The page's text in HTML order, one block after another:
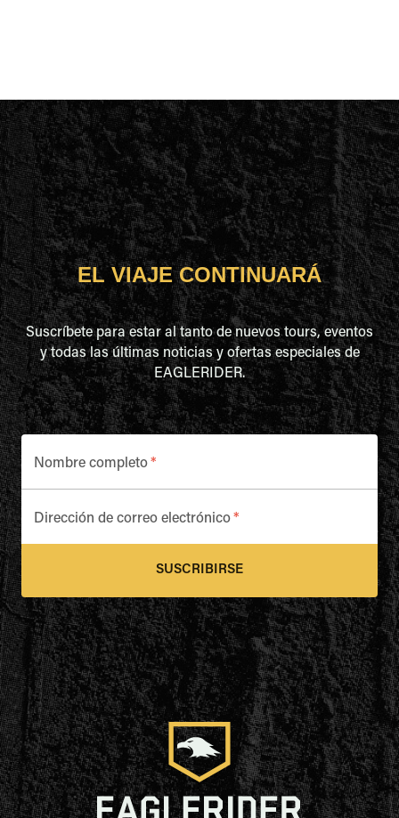
EL VIAJE CONTINUARÁ
Suscríbete para estar al tanto de nuevos tours, eventos
y todas las últimas noticias y ofertas especiales de
EAGLERIDER.
Nombre completo*
Dirección de correo electrónico*
SUSCRIBIRSE